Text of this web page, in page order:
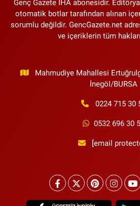
Genç Gazete İHA abonesidir.
otomatik botlar tarafından alınan
sorumlu değildir. GencGazete.net
ve içeriklerin tüm hakları
Mahmudiye Mahallesi
İnegöl/BURSA
0224 715 30
0532 696 30
[email